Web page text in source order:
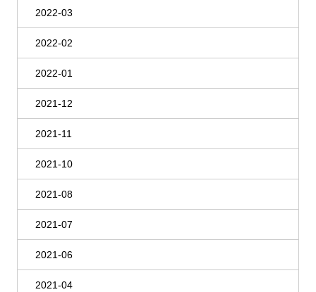
2022-03
2022-02
2022-01
2021-12
2021-11
2021-10
2021-08
2021-07
2021-06
2021-04